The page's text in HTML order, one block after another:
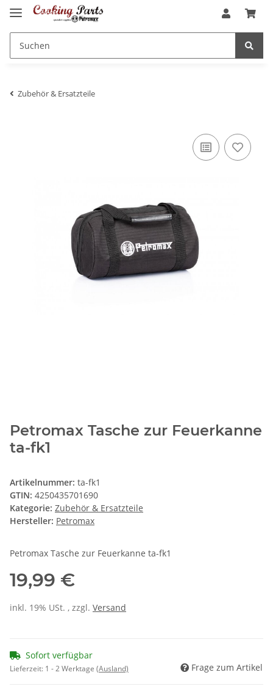
Zubehör & Ersatzteile
Petromax Tasche zur Feuerkanne
ta-fk1
Artikelnummer: ta-fk1
GTIN: 4250435701690
Kategorie: Zubehör & Ersatzteile
Hersteller: Petromax
Petromax Tasche zur Feuerkanne ta-fk1
19,99 €
inkl. 19% USt. , zzgl. Versand
Sofort verfügbar
Lieferzeit: 1 - 2 Werktage (Ausland) Frage zum Artikel